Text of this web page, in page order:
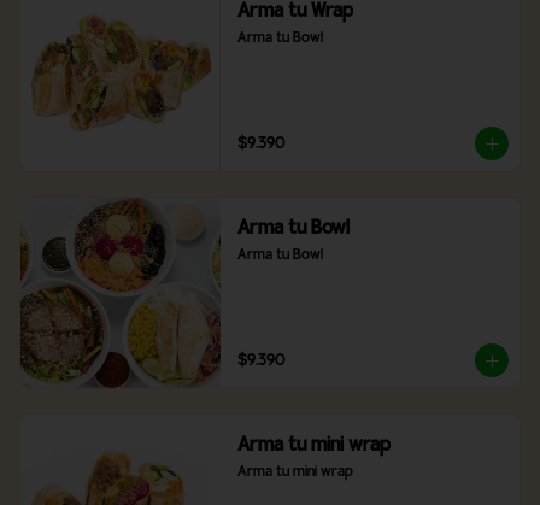
Arma tu Wrap
Arma tu Bowl
$9.390
Arma tu Bowl
Arma tu Bowl
$9.390
Arma tu mini wrap
Arma tu mini wrap